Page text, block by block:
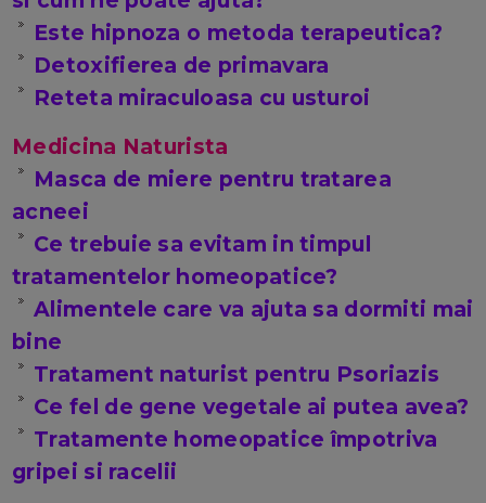
Este hipnoza o metoda terapeutica?
Detoxifierea de primavara
Reteta miraculoasa cu usturoi
Medicina Naturista
Masca de miere pentru tratarea
acneei
Ce trebuie sa evitam in timpul
tratamentelor homeopatice?
Alimentele care va ajuta sa dormiti mai
bine
Tratament naturist pentru Psoriazis
Ce fel de gene vegetale ai putea avea?
Tratamente homeopatice împotriva
gripei si racelii